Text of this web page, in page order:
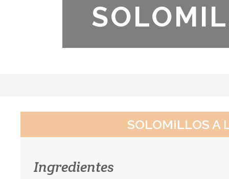
SOLOMILLOS A
Ingredientes